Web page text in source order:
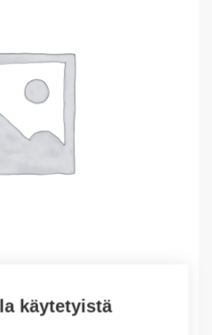
käytetyistä
jacket X